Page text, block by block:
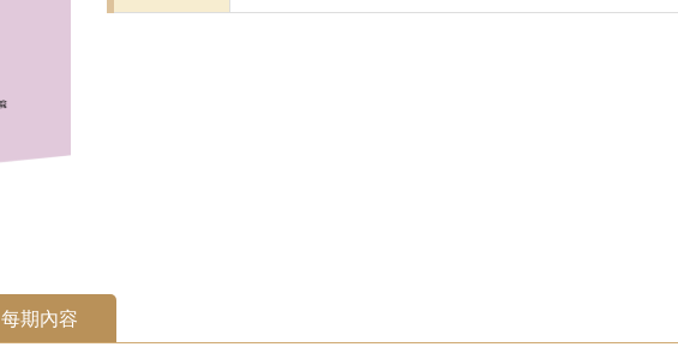
每期內容